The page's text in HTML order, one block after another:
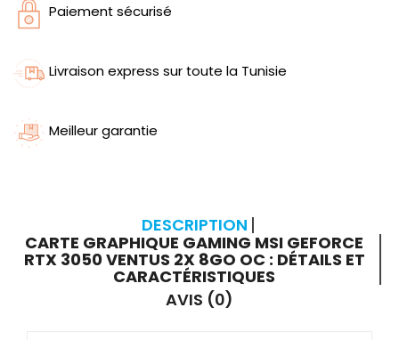
Paiement sécurisé
Livraison express sur toute la Tunisie
Meilleur garantie
DESCRIPTION
CARTE GRAPHIQUE GAMING MSI GEFORCE
RTX 3050 VENTUS 2X 8GO OC : DÉTAILS ET
CARACTÉRISTIQUES
AVIS (0)